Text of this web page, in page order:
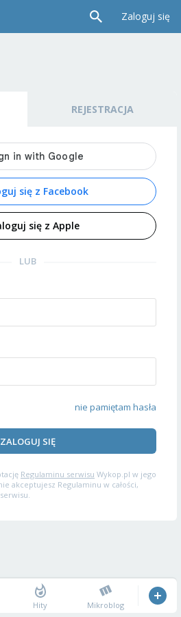
Zaloguj się
REJESTRACJA
się z Facebook
się z Apple
LUB
nie pamiętam hasła
ZALOGUJ SIĘ
Regulaminu serwisu Wykop.pl w jego
akceptujesz Regulaminu w całości,
Hity Mikroblog